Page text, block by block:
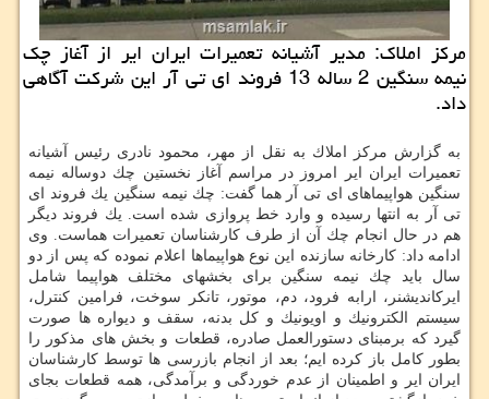
مركز املاك: مدیر آشیانه تعمیرات ایران ایر از آغاز چك
نیمه سنگین 2 ساله 13 فروند ای تی آر این شركت آگاهی
داد.
به گزارش مركز املاك به نقل از مهر، محمود نادری رئیس آشیانه
تعمیرات ایران ایر امروز در مراسم آغاز نخستین چك دوساله نیمه
سنگین هواپیماهای ای تی آر هما گفت: چك نیمه سنگین یك فروند ای
تی آر به انتها رسیده و وارد خط پروازی شده است. یك فروند دیگر
هم در حال انجام چك آن از طرف كارشناسان تعمیرات هماست. وی
ادامه داد: كارخانه سازنده این نوع هواپیماها اعلام نموده كه پس از دو
سال باید چك نیمه سنگین برای بخشهای مختلف هواپیما شامل
ایركاندیشنر، ارابه فرود، دم، موتور، تانكر سوخت، فرامین كنترل،
سیستم الكترونیك و اویونیك و كل بدنه، سقف و دیواره ها صورت
گیرد كه برمبنای دستورالعمل صادره، قطعات و بخش های مذكور را
بطور كامل باز كرده ایم؛ بعد از انجام بازرسی ها توسط كارشناسان
ایران ایر و اطمینان از عدم خوردگی و برآمدگی، همه قطعات بجای